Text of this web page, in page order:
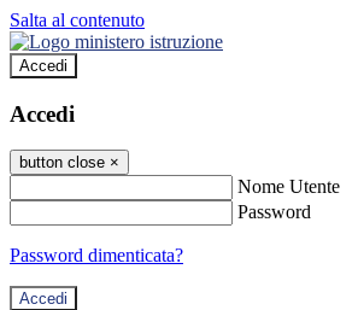
Salta al contenuto
Accedi
Accedi
button close ×
Nome Utente
Password
Password dimenticata?